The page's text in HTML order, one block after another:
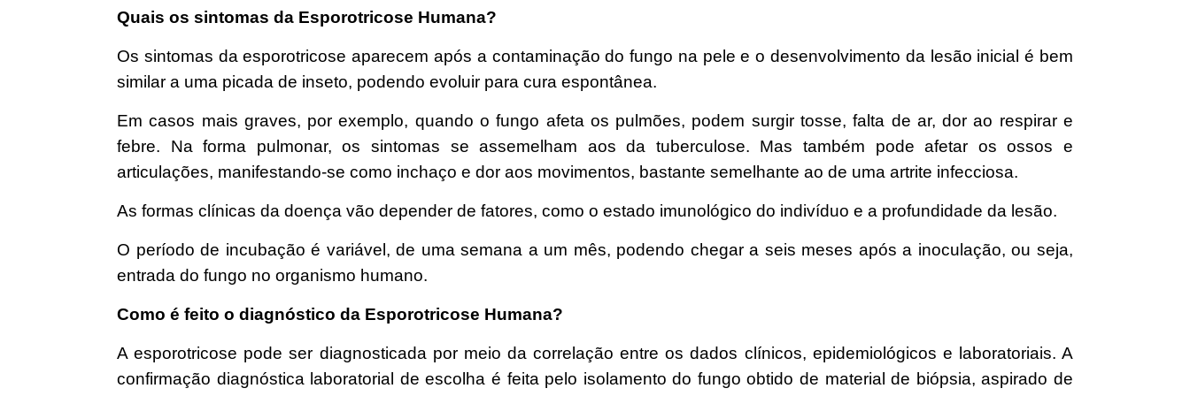
Quais os sintomas da Esporotricose Humana?
Os sintomas da esporotricose aparecem após a contaminação do fungo na pele e o desenvolvimento da lesão inicial é bem
similar a uma picada de inseto, podendo evoluir para cura espontânea.
Em casos mais graves, por exemplo, quando o fungo afeta os pulmões, podem surgir tosse, falta de ar, dor ao respirar e
febre. Na forma pulmonar, os sintomas se assemelham aos da tuberculose. Mas também pode afetar os ossos e
articulações, manifestando-se como inchaço e dor aos movimentos, bastante semelhante ao de uma artrite infecciosa.
As formas clínicas da doença vão depender de fatores, como o estado imunológico do indivíduo e a profundidade da lesão.
O período de incubação é variável, de uma semana a um mês, podendo chegar a seis meses após a inoculação, ou seja,
entrada do fungo no organismo humano.
Como é feito o diagnóstico da Esporotricose Humana?
A esporotricose pode ser diagnosticada por meio da correlação entre os dados clínicos, epidemiológicos e laboratoriais. A
confirmação diagnóstica laboratorial de escolha é feita pelo isolamento do fungo obtido de material de biópsia, aspirado de